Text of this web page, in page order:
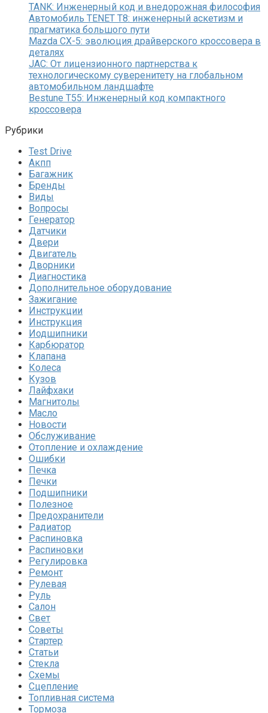
TANK: Инженерный код и внедорожная философия
Автомобиль TENET T8: инженерный аскетизм и
прагматика большого пути
Mazda CX-5: эволюция драйверского кроссовера в
деталях
JAC: От лицензионного партнерства к
технологическому суверенитету на глобальном
автомобильном ландшафте
Bestune T55: Инженерный код компактного
кроссовера
Рубрики
Test Drive
Акпп
Багажник
Бренды
Виды
Вопросы
Генератор
Датчики
Двери
Двигатель
Дворники
Диагностика
Дополнительное оборудование
Зажигание
Инструкции
Инструкция
Иодшипники
Карбюратор
Клапана
Колеса
Кузов
Лайфхаки
Магнитолы
Масло
Новости
Обслуживание
Отопление и охлаждение
Ошибки
Печка
Печки
Подшипники
Полезное
Предохранители
Радиатор
Распиновка
Распиновки
Регулировка
Ремонт
Рулевая
Руль
Салон
Свет
Советы
Стартер
Статьи
Стекла
Схемы
Сцепление
Топливная система
Тормоза